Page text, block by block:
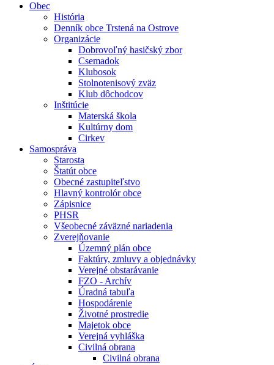
Obec
História
Denník obce Trstená na Ostrove
Organizácie
Dobrovoľný hasičský zbor
Csemadok
Klubosok
Stolnotenisový zväz
Klub dôchodcov
Inštitúcie
Materská škola
Kultúrny dom
Cirkev
Samospráva
Starosta
Štatút obce
Obecné zastupiteľstvo
Hlavný kontrolór obce
Zápisnice
PHSR
Všeobecné záväzné nariadenia
Zverejňovanie
Územný plán obce
Faktúry, zmluvy a objednávky
Verejné obstarávanie
FZO - Archív
Úradná tabuľa
Hospodárenie
Životné prostredie
Majetok obce
Verejná vyhláška
Civilná obrana
Civilná obrana